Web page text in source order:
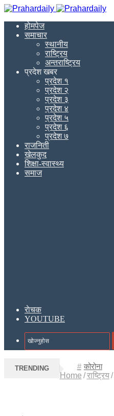
होमपेज
समाचार
स्थानीय
राष्ट्रिय
अन्तराष्ट्रिय
प्रदेश खबर
प्रदेश १
प्रदेश २
प्रदेश ३
प्रदेश ४
प्रदेश ५
प्रदेश ६
प्रदेश ७
राजनिती
खेलकुद
शिक्षा-स्वास्थ्य
समाज
राेचक
YOUTUBE
TRENDING कोरोना
Home / राष्ट्रिय /